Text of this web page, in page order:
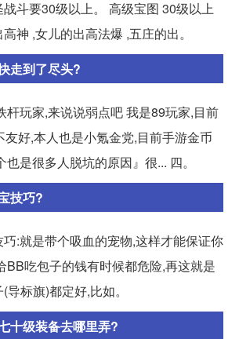
斗要30级以上。 高级宝图 30级以上
神 ,女儿的出高法爆 ,五庄的出。
走到了尽头?
杆玩家,来说说弱点吧 我是89玩家,目前
好,本人也是小氪金党,目前手游金币
也是很多人脱坑的原因』很... 四。
技巧?
:就是带个吸血的宠物,这样才能保证你
BB吃包子的钱有时候都危险,再这就是
标旗)都定好,比如。
十级装备去哪里弄?